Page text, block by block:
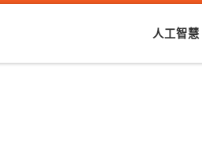
人工智慧